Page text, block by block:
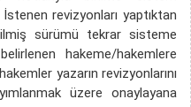
İstenen revizyonları yaptıktan
sürümü tekrar sisteme
hakeme/hakemlere
yazarın revizyonlarını
üzere onaylayana